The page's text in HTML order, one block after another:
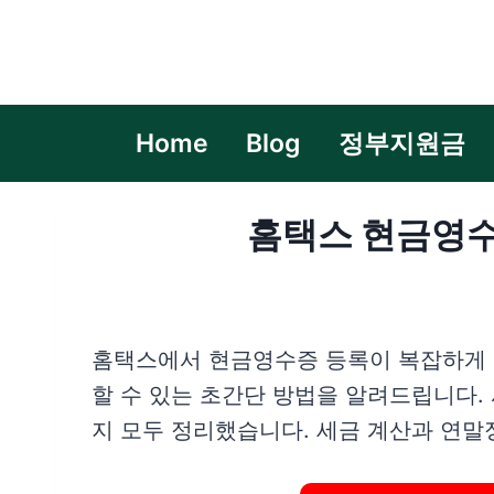
Home Blog 정부지원금
홈택스 현금영
홈택스에서 현금영수증 등록이 복잡하
할 수 있는 초간단 방법을 알려드립니다
지 모두 정리했습니다. 세금 계산과 연